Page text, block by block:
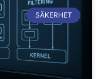
SÄKERHET